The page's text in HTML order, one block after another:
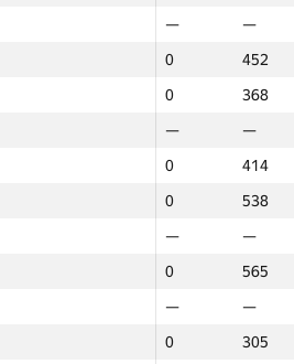
—
—
0
452
0
368
—
—
0
414
0
538
—
—
0
565
—
—
0
305
—
—
0
452
0
368
—
—
0
414
0
538
—
—
0
565
—
—
0
305